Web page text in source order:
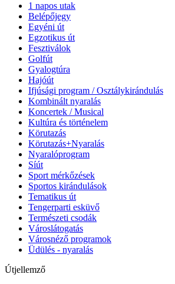
1 napos utak
Belépőjegy
Egyéni út
Egzotikus út
Fesztiválok
Golfút
Gyalogtúra
Hajóút
Ifjúsági program / Osztálykirándulás
Kombinált nyaralás
Koncertek / Musical
Kultúra és történelem
Körutazás
Körutazás+Nyaralás
Nyaralóprogram
Síút
Sport mérkőzések
Sportos kirándulások
Tematikus út
Tengerparti esküvő
Természeti csodák
Városlátogatás
Városnéző programok
Üdülés - nyaralás
Útjellemző